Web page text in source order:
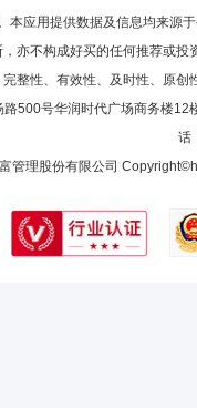
本应用提供数据及信息均来
亦不构成好买的任何推荐或
整性、有效性、及时性、原
500号华润时代广场商务楼12
话
管理股份有限公司